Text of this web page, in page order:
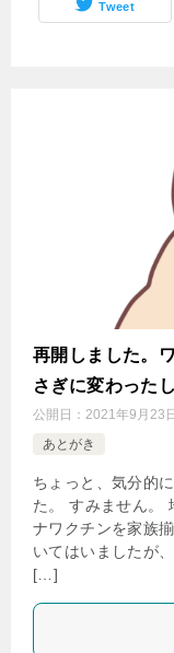
Tweet
再開しました。
さぎに変わったし
公開日： 2021年9月23日
あとがき
ちょっと、気分的
た。 すみません。
ナワクチンを家族
いてはいましたが
[…]